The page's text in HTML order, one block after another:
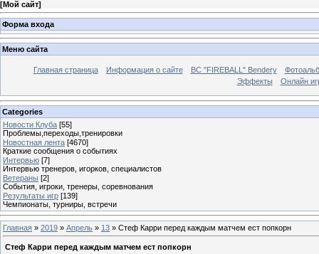
[Мой сайт]
Форма входа
Меню сайта
Главная страница Информация о сайте BC "FIREBALL" Bendery
Эффекты
Онлайн
Categories
Новости Клуба [55]
Проблемы,переходы,тренировки
Новостная лента [4670]
Краткие сообщения о событиях
Интервью [7]
Интервью тренеров, игорков, специалистов
Ветераны [2]
События, игроки, тренеры, соревнования
Результаты игр [139]
Чемпионаты, турниры, встречи
Главная » 2019 » Апрель » 13 » Стеф Карри перед каждым матчем ест попкорн
Стеф Карри перед каждым матчем ест попкорн